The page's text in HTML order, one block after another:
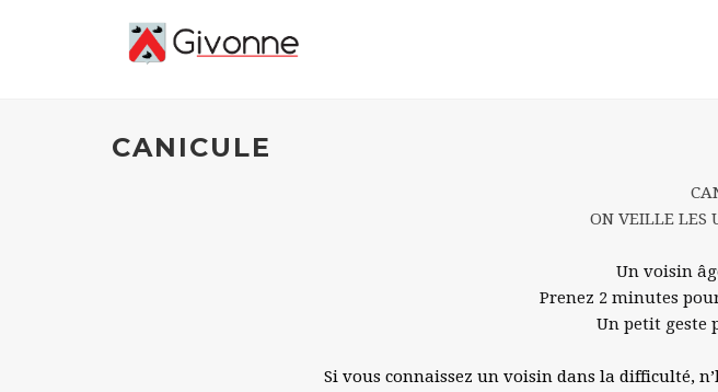
CANICULE
ON VEILLE LES
Un voisin
Prenez 2 minutes
Un petit geste
Si vous connaissez un voisin dans la difficulté,